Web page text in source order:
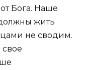
Бога. Наше
жить
не сводим.